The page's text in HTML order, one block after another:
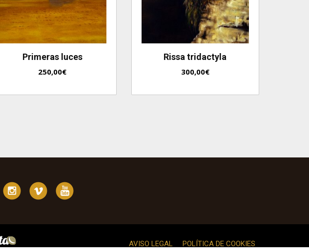
Primeras luces
250,00€
Rissa tridactyla
300,00€
AVISO LEGAL POLÍTICA DE COOKIES